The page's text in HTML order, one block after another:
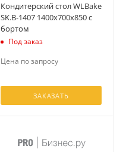
Кондитерский стол WLBake
SK.B-1407 1400х700х850 с
бортом
Под заказ
Цена по запросу
ЗАКАЗАТЬ